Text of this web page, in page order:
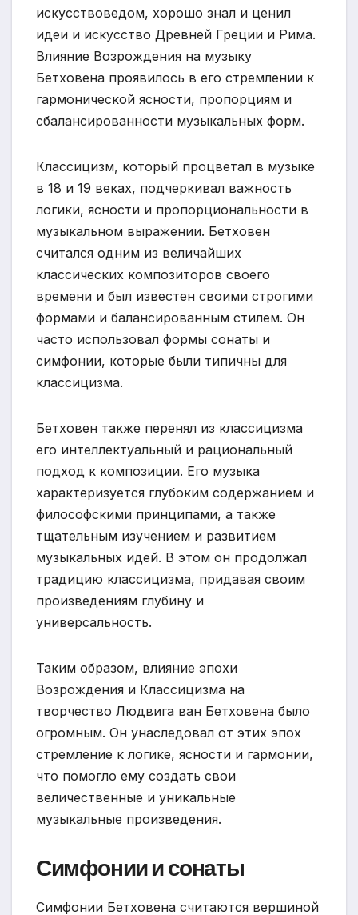
искусствоведом, хорошо знал и ценил
идеи и искусство Древней Греции и Рима.
Влияние Возрождения на музыку
Бетховена проявилось в его стремлении к
гармонической ясности, пропорциям и
сбалансированности музыкальных форм.
Классицизм, который процветал в музыке
в 18 и 19 веках, подчеркивал важность
логики, ясности и пропорциональности в
музыкальном выражении. Бетховен
считался одним из величайших
классических композиторов своего
времени и был известен своими строгими
формами и балансированным стилем. Он
часто использовал формы сонаты и
симфонии, которые были типичны для
классицизма.
Бетховен также перенял из классицизма
его интеллектуальный и рациональный
подход к композиции. Его музыка
характеризуется глубоким содержанием и
философскими принципами, а также
тщательным изучением и развитием
музыкальных идей. В этом он продолжал
традицию классицизма, придавая своим
произведениям глубину и
универсальность.
Таким образом, влияние эпохи
Возрождения и Классицизма на
творчество Людвига ван Бетховена было
огромным. Он унаследовал от этих эпох
стремление к логике, ясности и гармонии,
что помогло ему создать свои
величественные и уникальные
музыкальные произведения.
Симфонии и сонаты
Симфонии Бетховена считаются вершиной